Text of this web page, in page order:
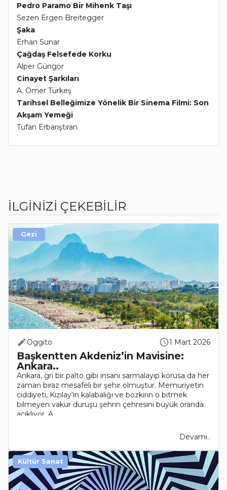
Pedro Paramo Bir Mihenk Taşı
Sezen Ergen Breitegger
Şaka
Erhan Sunar
Çağdaş Felsefede Korku
Alper Güngör
Cinayet Şarkıları
A. Ömer Türkeş
Tarihsel Belleğimize Yönelik Bir Sinema Filmi: Son
Akşam Yemeği
Tufan Erbarıştıran
İLGİNİZİ ÇEKEBİLİR
Oggito 1 Mart 2026
Başkentten Akdeniz’in Mavisine:
Ankara..
Ankara, gri bir palto gibi insanı sarmalayıp korusa da her
zaman biraz mesafeli bir şehir olmuştur. Memuriyetin
ciddiyeti, Kızılay’ın kalabalığı ve bozkırın o bitmek
bilmeyen vakur duruşu şehrin çehresini büyük oranda
açıklıyor. A..
Devamı..
Gezi
Kültür Sanat